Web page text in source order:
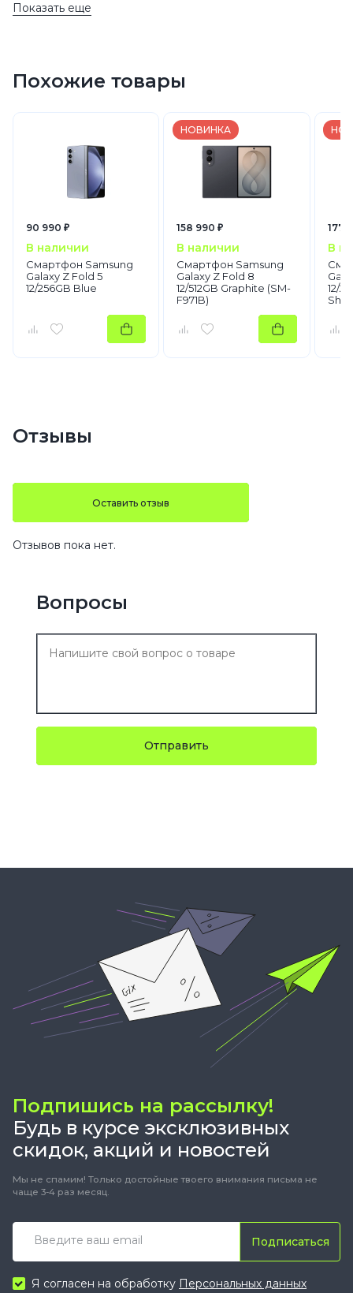
Galaxy Z 256 GB
Показать еще
Похожие товары
90 990 ₽
В наличии
Смартфон Samsung
Galaxy Z Fold 5
12/256GB Blue
НОВИНКА
158 990 ₽
В наличии
Смартфон Samsung
Galaxy Z Fold 8
12/512GB Graphite (SM-
F971B)
177
В
12/
Отзывы
Оставить отзыв
Отзывов пока нет.
Вопросы
Отправить
Подпишись на рассылку!
Будь в курсе эксклюзивных
скидок, акций и новостей
Мы не спамим! Только достойные твоего внимания письма не
чаще 3-4 раз месяц.
Подписаться
Я согласен на обработку Персональных данных